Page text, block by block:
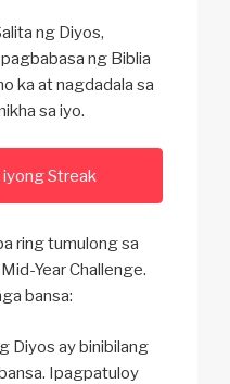
ng Diyos,
ng Biblia
ka at nagdadala sa
sa iyo.
Streak
ring tumulong sa
Year Challenge.
bansa:
Diyos ay binibilang
Ipagpatuloy